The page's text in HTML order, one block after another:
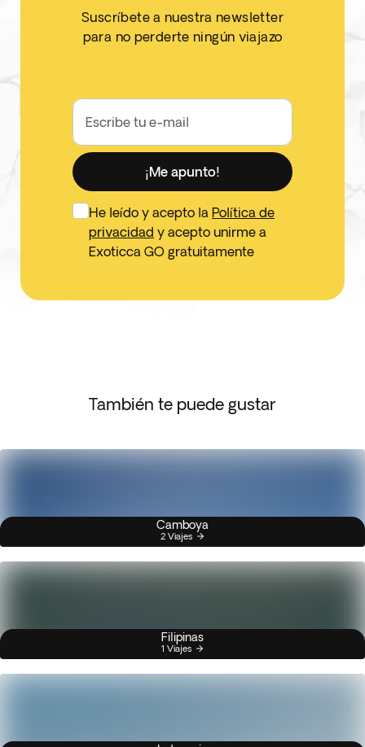
Suscríbete a nuestra newsletter
para no perderte ningún viajazo
Escribe tu e-mail
¡Me apunto!
He leído y acepto la Política de
privacidad y acepto unirme a
Exoticca GO gratuitamente
También te puede gustar
Camboya
2 Viajes
Filipinas
1 Viajes